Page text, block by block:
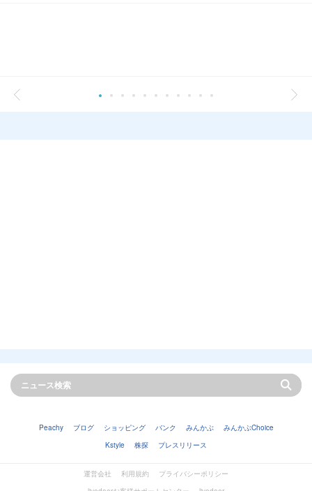
Peachy ブログ ショッピング バンク みんかぶ
みんかぶChoice
Kstyle
株探 プレスリリース
運営会社 利用規約
プライバシーポリシー